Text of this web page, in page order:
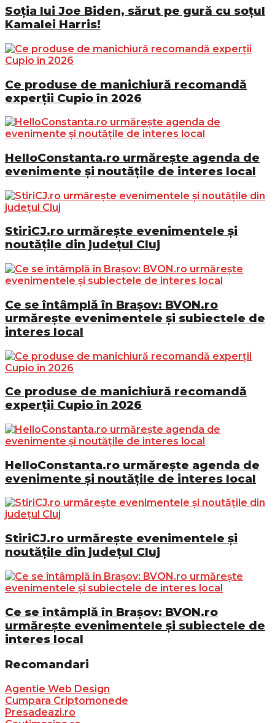
Soția lui Joe Biden, sărut pe gură cu soțul
Kamalei Harris!
Ce produse de manichiură recomandă
experții Cupio în 2026
HelloConstanta.ro urmărește agenda de
evenimente și noutățile de interes local
StiriCJ.ro urmărește evenimentele și
noutățile din județul Cluj
Ce se întâmplă în Brașov: BVON.ro
urmărește evenimentele și subiectele de
interes local
Ce produse de manichiură recomandă
experții Cupio în 2026
HelloConstanta.ro urmărește agenda de
evenimente și noutățile de interes local
StiriCJ.ro urmărește evenimentele și
noutățile din județul Cluj
Ce se întâmplă în Brașov: BVON.ro
urmărește evenimentele și subiectele de
interes local
Recomandari
Agentie Web Design
Cumpara Criptomonede
Presadeazi.ro